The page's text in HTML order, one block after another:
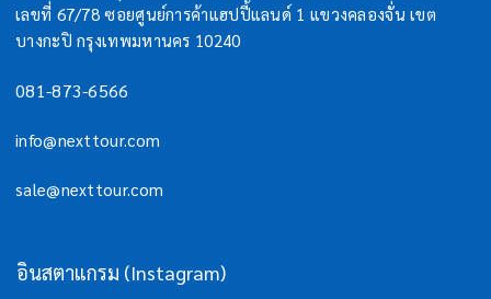
เลขที่ 67/78 ซอยศูนย์การค้าแฮปปี้แลนด์ 1 แขวงคลองจั่น เขต
บางกะปิ กรุงเทพมหานคร 10240
081-873-6566
info@nexttour.com
sale@nexttour.com
อินสตาแกรม (Instagram)